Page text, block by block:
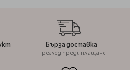
Бърза доставка
Преглед преди плащане